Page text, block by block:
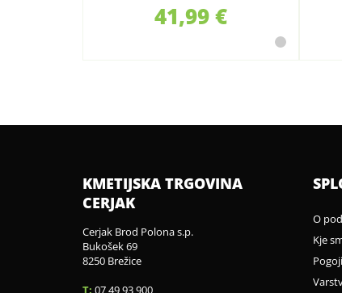
41,99 €
KMETIJSKA TRGOVINA
CERJAK
Cerjak Brod Polona s.p.
Bukošek 69
8250 Brežice
T: 07 49 93 900
O
Kje